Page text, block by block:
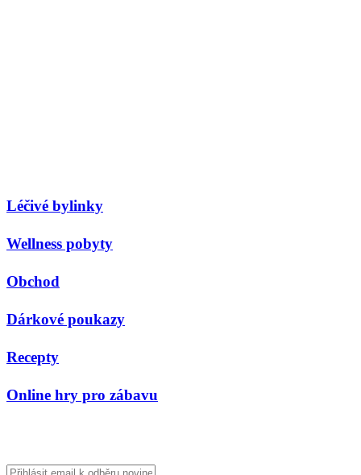
Léčivé bylinky
Wellness pobyty
Obchod
Dárkové poukazy
Recepty
Online hry pro zábavu